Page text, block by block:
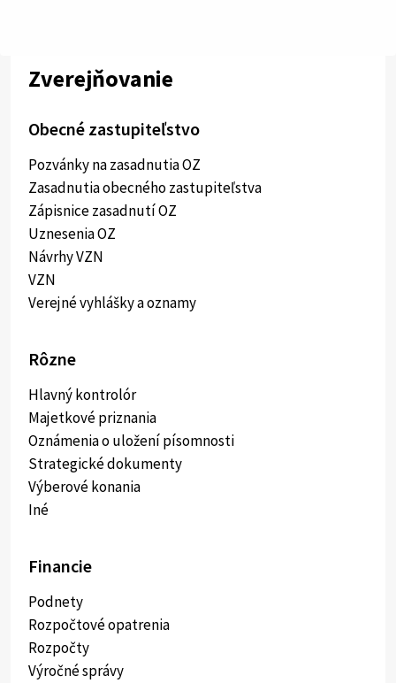
Zverejňovanie
Obecné zastupiteľstvo
Pozvánky na zasadnutia OZ
Zasadnutia obecného zastupiteľstva
Zápisnice zasadnutí OZ
Uznesenia OZ
Návrhy VZN
VZN
Verejné vyhlášky a oznamy
Rôzne
Hlavný kontrolór
Majetkové priznania
Oznámenia o uložení písomnosti
Strategické dokumenty
Výberové konania
Iné
Financie
Podnety
Rozpočtové opatrenia
Rozpočty
Výročné správy